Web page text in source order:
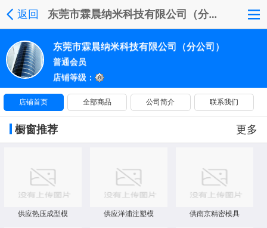
返回 东莞市霖晨纳米科技有限公司（分公司）
东莞市霖晨纳米科技有限公司（分公司）
普通会员
店铺等级：
店铺首页 全部商品 公司简介 联系我们
橱窗推荐 更多
供应热压成型模 供应洋浦注塑模 供南京精密模具